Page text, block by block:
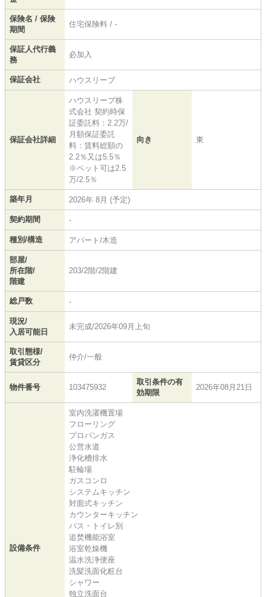
保険名 / 保険
期間
住宅保険料 / -
保証人代行義
務
必加入
保証会社 ハウスリーブ
保証会社詳細
ハウスリーブ株
式会社 契約時保
証委託料：2.2万/
月額保証委託
料：賃料総額の
2.2％又は5.5％
※ペット可は2.5
万/2.5％
向き 東
築年月 2026年 8月 (予定)
契約期間 -
種別/構造 アパート/木造
部屋/
所在階/
階建
203/2階/2階建
総戸数 -
現況/
入居可能日
未完成/2026年09月上旬
取引態様/
賃貸区分
仲介/一般
物件番号 103475932
取引条件の有
効期限
2026年08月21日
設備条件
室内洗濯機置場
フローリング
プロパンガス
公営水道
浄化槽排水
駐輪場
ガスコンロ
システムキッチン
対面式キッチン
カウンターキッチン
バス・トイレ別
追焚機能浴室
浴室乾燥機
温水洗浄便座
洗髪洗面化粧台
シャワー
独立洗面台